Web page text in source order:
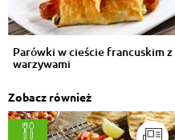
Parówki w cieście francuskim z
warzywami
Zobacz również